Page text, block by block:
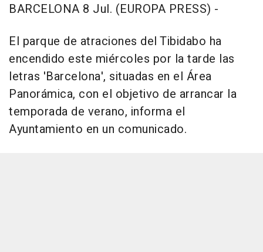
BARCELONA 8 Jul. (EUROPA PRESS) -
El parque de atraciones del Tibidabo ha
encendido este miércoles por la tarde las
letras 'Barcelona', situadas en el Área
Panorámica, con el objetivo de arrancar la
temporada de verano, informa el
Ayuntamiento en un comunicado.